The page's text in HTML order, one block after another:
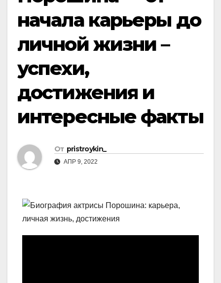
начала карьеры до
личной жизни –
успехи,
достижения и
интересные факты
От pristroykin_
АПР 9, 2022